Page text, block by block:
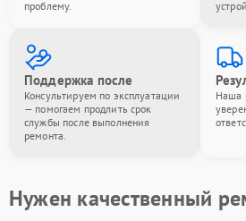
проблему.
Поддержка после
Консультируем по эксплуатации
— помогаем продлить срок
службы после выполнения
ремонта.
Наша
Нужен качественный